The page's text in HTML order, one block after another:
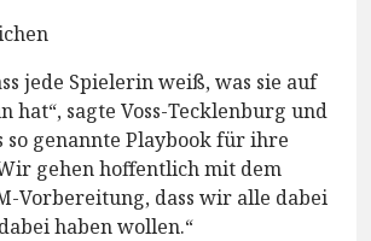
jede Spielerin weiß, was sie auf
hat“, sagte Voss-Tecklenburg und
so genannte Playbook für ihre
gehen hoffentlich mit dem
Vorbereitung, dass wir alle dabei
haben wollen.“